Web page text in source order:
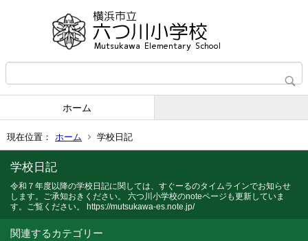
ホーム
現在位置： ホーム 学校日記
学校日記
令和７年度以降の学校日記に関しては、すぐーるのタイムラインでお知らせ
します。ご承知おきください。 六つ川小学校のnoteページも更新していま
す。ご覧ください。 https://mutsukawa-es.note.jp/
関連するカテゴリー